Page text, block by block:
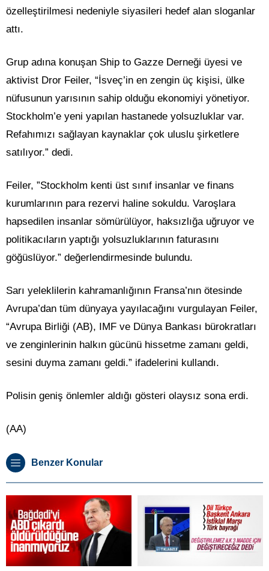
özelleştirilmesi nedeniyle siyasileri hedef alan sloganlar
attı.
Grup adına konuşan Ship to Gazze Derneği üyesi ve
aktivist Dror Feiler, “İsveç’in en zengin üç kişisi, ülke
nüfusunun yarısının sahip olduğu ekonomiyi yönetiyor.
Stockholm’e yeni yapılan hastanede yolsuzluklar var.
Refahımızı sağlayan kaynaklar çok uluslu şirketlere
satılıyor.” dedi.
Feiler, ”Stockholm kenti üst sınıf insanlar ve finans
kurumlarının para rezervi haline sokuldu. Varoşlara
hapsedilen insanlar sömürülüyor, haksızlığa uğruyor ve
politikacıların yaptığı yolsuzluklarının faturasını
göğüslüyor.” değerlendirmesinde bulundu.
Sarı yeleklilerin kahramanlığının Fransa’nın ötesinde
Avrupa’dan tüm dünyaya yayılacağını vurgulayan Feiler,
“Avrupa Birliği (AB), IMF ve Dünya Bankası bürokratları
ve zenginlerinin halkın gücünü hissetme zamanı geldi,
sesini duyma zamanı geldi.” ifadelerini kullandı.
Polisin geniş önlemler aldığı gösteri olaysız sona erdi.
(AA)
Benzer Konular